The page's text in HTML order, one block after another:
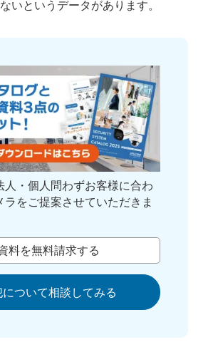
いというデータがあります。
人・個人問わずお客様に合わ
ラをご提案させていただきま
料を無料請求する
について相談してみる